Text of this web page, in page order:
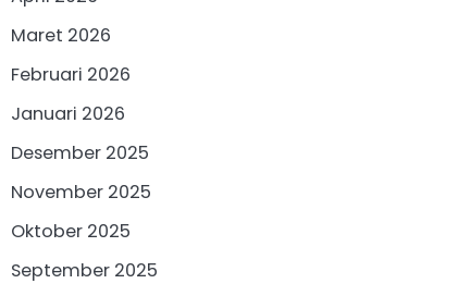
Maret 2026
Februari 2026
Januari 2026
Desember 2025
November 2025
Oktober 2025
September 2025